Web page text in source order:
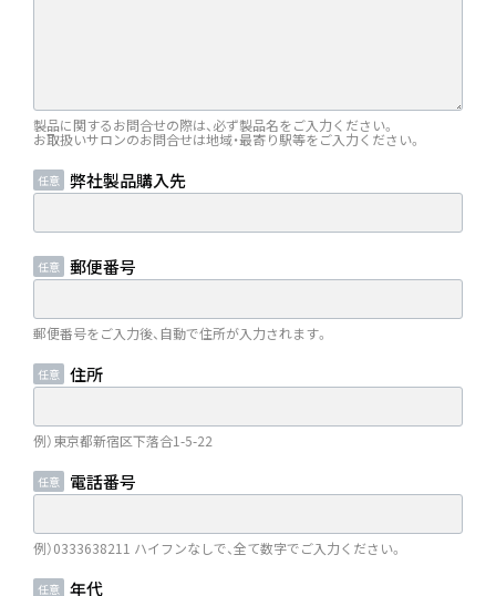
製品に関するお問合せの際は、必ず製品名をご入力ください。
お取扱いサロンのお問合せは地域・最寄り駅等をご入力ください。
弊社製品購入先
郵便番号
郵便番号をご入力後、自動で住所が入力されます。
住所
例）東京都新宿区下落合1-5-22
電話番号
例）0333638211 ハイフンなしで、全て数字でご入力ください。
年代